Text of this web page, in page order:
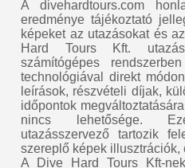
A divehardtours.com
eredménye tájékoztató
képeket az utazásokat és
Hard Tours Kft.
számítógépes
technológiával direkt
leírások, részvételi díjak,
időpontok
nincs lehetősége.
utazásszervező tartozik
szereplő képek
A Dive Hard Tours Kft-